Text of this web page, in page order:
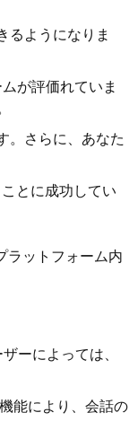
るようになりま
が評価れていま
。さらに、あなた
とに成功してい
ラットフォーム内
ーによっては、
能により、会話の